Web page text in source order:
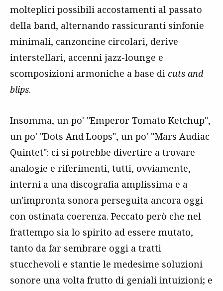
molteplici possibili accostamenti al passato
della band, alternando rassicuranti sinfonie
minimali, canzoncine circolari, derive
interstellari, accenni jazz-lounge e
scomposizioni armoniche a base di cuts and
blips.
Insomma, un po' "Emperor Tomato Ketchup",
un po' "Dots And Loops", un po' "Mars Audiac
Quintet": ci si potrebbe divertire a trovare
analogie e riferimenti, tutti, ovviamente,
interni a una discografia amplissima e a
un'impronta sonora perseguita ancora oggi
con ostinata coerenza. Peccato però che nel
frattempo sia lo spirito ad essere mutato,
tanto da far sembrare oggi a tratti
stucchevoli e stantie le medesime soluzioni
sonore una volta frutto di geniali intuizioni; e